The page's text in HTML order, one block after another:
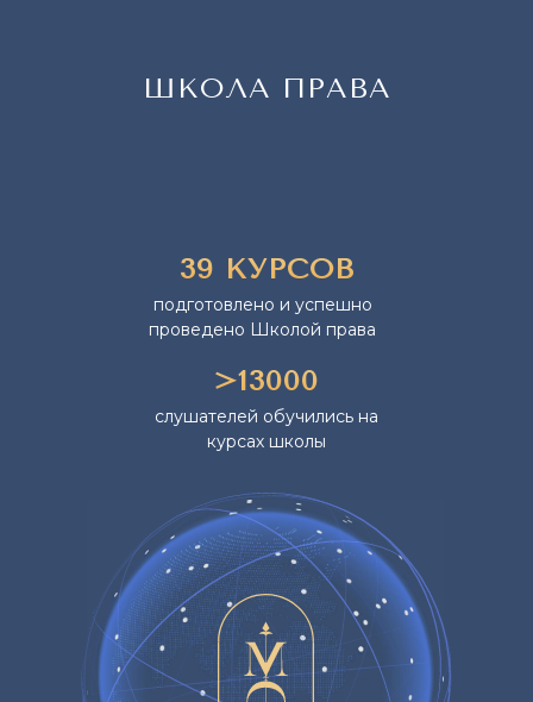
ШКОЛА ПРАВА
39 КУРСОВ
подготовлено и успешно
проведено Школой права
>13000
слушателей обучились на
курсах школы